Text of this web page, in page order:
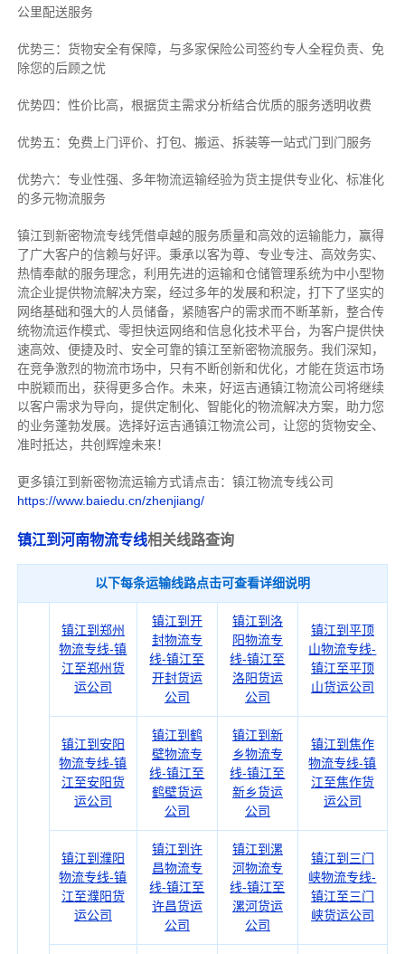
公里配送服务
优势三：货物安全有保障，与多家保险公司签约专人全程负责、免
除您的后顾之忧
优势四：性价比高，根据货主需求分析结合优质的服务透明收费
优势五：免费上门评价、打包、搬运、拆装等一站式门到门服务
优势六：专业性强、多年物流运输经验为货主提供专业化、标准化
的多元物流服务
镇江到新密物流专线凭借卓越的服务质量和高效的运输能力，赢得
了广大客户的信赖与好评。 秉承以客为尊、专业专注、高效务实、
热情奉献的服务理念，利用先进的运输和仓储管理系统为中小型物
流企业提供物流解决方案，经过多年的发展和积淀，打下了坚实的
网络基础和强大的人员储备，紧随客户的需求而不断革新，整合传
统物流运作模式、零担快运网络和信息化技术平台，为客户提供快
速高效、便捷及时、安全可靠的镇江至新密物流服务。 我们深知，
在竞争激烈的物流市场中，只有不断创新和优化，才能在货运市场
中脱颖而出，获得更多合作。 未来，好运吉通镇江物流公司将继续
以客户需求为导向，提供定制化、智能化的物流解决方案，助力您
的业务蓬勃发展。选择好运吉通镇江物流公司，让您的货物安全、
准时抵达，共创辉煌未来！
更多镇江到新密物流运输方式请点击：镇江物流专线公司
https://www.baiedu.cn/zhenjiang/
镇江到河南物流专线相关线路查询
以下每条运输线路点击可查看详细说明
镇江到郑州
物流专线-镇
江至郑州货
运公司
镇江到开
封物流专
线-镇江至
开封货运
公司
镇江到洛
阳物流专
线-镇江至
洛阳货运
公司
镇江到平顶
山物流专线-
镇江至平顶
山货运公司
镇江到安阳
物流专线-镇
江至安阳货
运公司
镇江到鹤
壁物流专
线-镇江至
鹤壁货运
公司
镇江到新
乡物流专
线-镇江至
新乡货运
公司
镇江到焦作
物流专线-镇
江至焦作货
运公司
镇江到濮阳
物流专线-镇
江至濮阳货
运公司
镇江到许
昌物流专
线-镇江至
许昌货运
公司
镇江到漯
河物流专
线-镇江至
漯河货运
公司
镇江到三门
峡物流专线-
镇江至三门
峡货运公司